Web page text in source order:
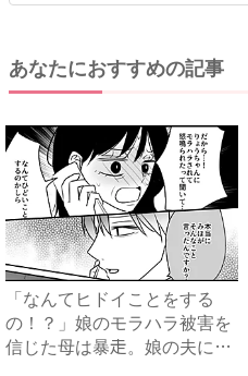
あなたにおすすめの記事
「なんてヒドイことをする
の！？」娘のモラハラ被害を
信じた母は暴走。娘の夫に電